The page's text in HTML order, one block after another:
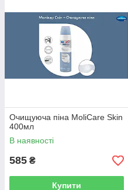
Очищуюча піна MoliCare Skin
400мл
В наявності
585 ₴
Купити